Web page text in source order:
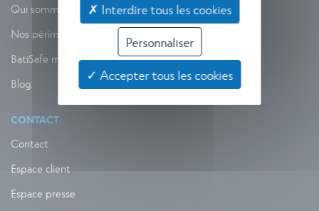
Qui sommes-nous ?
Nos périmètres d’action
BatiSafe mag
Blog
CONTACT
Contact
Espace client
Espace presse
✗ Interdire tous les cookies
Personnaliser
✓ Accepter tous les cookies